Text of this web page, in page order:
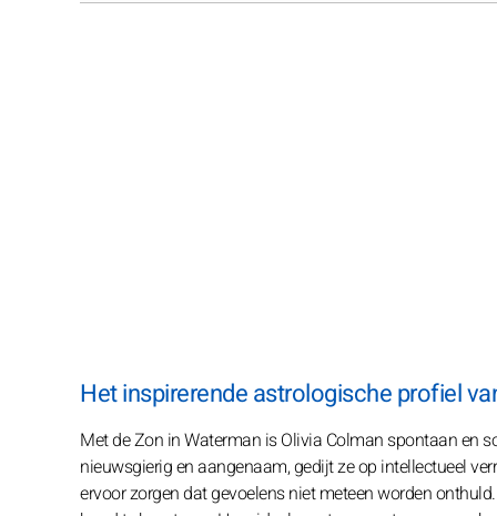
Het inspirerende astrologische profiel
Met de Zon in Waterman is Olivia Colman spontaan en
nieuwsgierig en aangenaam, gedijt ze op intellectueel
ervoor zorgen dat gevoelens niet meteen worden